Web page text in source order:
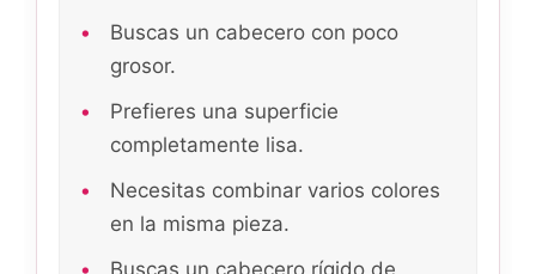
Buscas un cabecero con poco
grosor.
Prefieres una superficie
completamente lisa.
Necesitas combinar varios colores
en la misma pieza.
Buscas un cabecero rígido de